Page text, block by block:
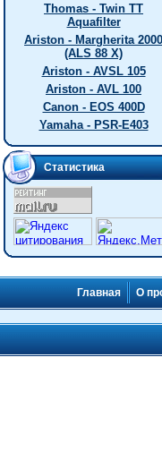
Thomas - Twin TT
Aquafilter
Ariston - Margherita 2000
(ALS 88 X)
Ariston - AVSL 105
Ariston - AVL 100
Canon - EOS 400D
Yamaha - PSR-E403
Статистика
Главная О